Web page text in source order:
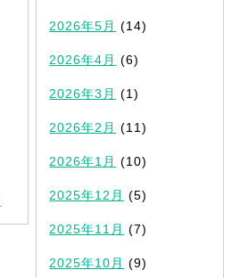
2026年5月 (14)
2026年4月 (6)
2026年3月 (1)
2026年2月 (11)
2026年1月 (10)
2025年12月 (5)
2025年11月 (7)
2025年10月 (9)